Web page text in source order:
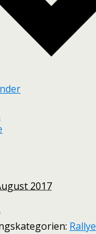
2017
Rallye